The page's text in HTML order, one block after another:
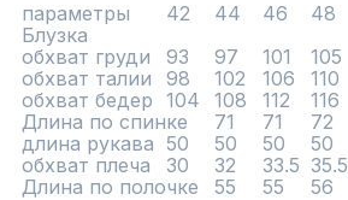
параметры	42	44	46	48
Блузка
обхват груди	93	97	101	105
обхват талии	98	102	106	110
обхват бедер 	104	108	112	116
Длина по спинке 	71	71	72	72
длина рукава	50	50	50	50
обхват плеча	30	32	33.5	35.5